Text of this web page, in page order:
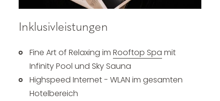
Inklusivleistungen
Fine Art of Relaxing im Rooftop Spa mit
Infinity Pool und Sky Sauna
Highspeed Internet - WLAN im gesamten
Hotelbereich